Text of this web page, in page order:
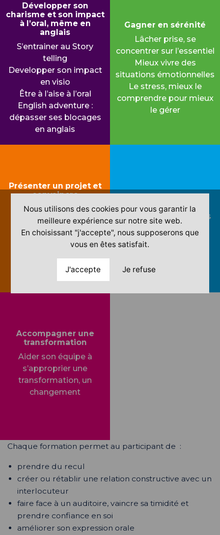
Développer son
charisme et son impact
à l’oral, même en
anglais
S’entrainer au Story
telling
Developper son impact
en visio
Être à l’aise à l’oral
English adventure :
dépasser ses blocages
en anglais
Gagner en sérénité
Lâcher prise, se
concentrer sur l’essentiel
Mieux vivre des
situations émotionnelles
Le stress, mieux le
comprendre pour mieux
le gérer
Présenter un projet et
convaincre
Maîtriser l’art du Pitch
Convaincre, entrainer
l’adhésion sur des
projets à enjeux
Former aux techniques
Accompagner une
transformation
Aider son équipe à
s’approprier une
transformation, un
changement
Chaque formation permet au participant de :
prendre du recul
créer ou rétablir une relation constructive avec un
interlocuteur
faire face à un auditoire, vaincre sa timidité et
prendre confiance en soi
améliorer son expression orale
Nous utilisons des cookies pour vous garantir la
meilleure expérience sur notre site web.
En choisissant "j'accepte", nous supposerons que
vous en êtes satisfait.
J'accepte Je refuse